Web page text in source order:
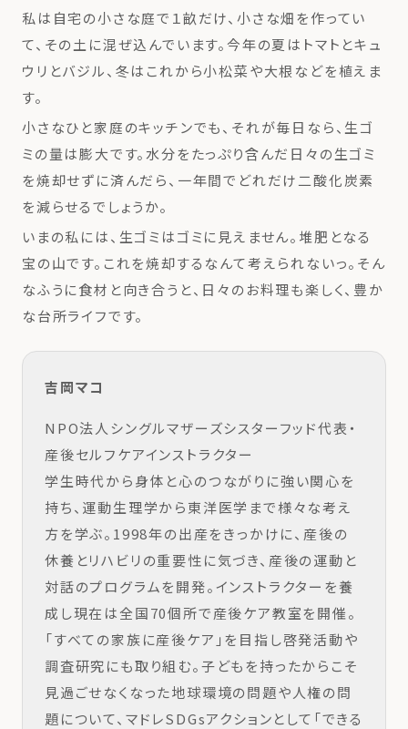
私は自宅の小さな庭で１畝だけ、小さな畑を作ってい
て、その土に混ぜ込んでいます。今年の夏はトマトとキュ
ウリとバジル、冬はこれから小松菜や大根などを植えま
す。
小さなひと家庭のキッチンでも、それが毎日なら、生ゴ
ミの量は膨大です。水分をたっぷり含んだ日々の生ゴミ
を焼却せずに済んだら、一年間でどれだけ二酸化炭素
を減らせるでしょうか。
いまの私には、生ゴミはゴミに見えません。堆肥となる
宝の山です。これを焼却するなんて考えられないっ。そん
なふうに食材と向き合うと、日々のお料理も楽しく、豊か
な台所ライフです。
吉岡マコ
NPO法人シングルマザーズシスターフッド代表・
産後セルフケアインストラクター
学生時代から身体と心のつながりに強い関心を
持ち、運動生理学から東洋医学まで様々な考え
方を学ぶ。1998年の出産をきっかけに、産後の
休養とリハビリの重要性に気づき、産後の運動と
対話のプログラムを開発。インストラクターを養
成し現在は全国70個所で産後ケア教室を開催。
「すべての家族に産後ケア」を目指し啓発活動や
調査研究にも取り組む。子どもを持ったからこそ
見過ごせなくなった地球環境の問題や人権の問
題について、マドレSDGsアクションとして「できる